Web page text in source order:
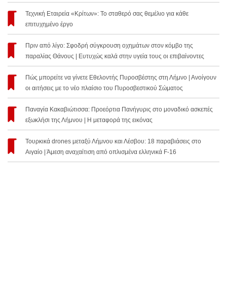
Τεχνική Εταιρεία «Κρίτων»: Το σταθερό σας θεμέλιο για κάθε
επιτυχημένο έργο
Πριν από λίγο: Σφοδρή σύγκρουση οχημάτων στον κόμβο της
παραλίας Θάνους | Ευτυχώς καλά στην υγεία τους οι επιβαίνοντες
Πώς μπορείτε να γίνετε Εθελοντής Πυροσβέστης στη Λήμνο | Ανοίγουν
οι αιτήσεις με το νέο πλαίσιο του Πυροσβεστικού Σώματος
Παναγία Κακαβιώτισσα: Προεόρτια Πανήγυρις στο μοναδικό ασκεπές
εξωκλήσι της Λήμνου | Η μεταφορά της εικόνας
Τουρκικά drones μεταξύ Λήμνου και Λέσβου: 18 παραβιάσεις στο
Αιγαίο | Άμεση αναχαίτιση από οπλισμένα ελληνικά F-16